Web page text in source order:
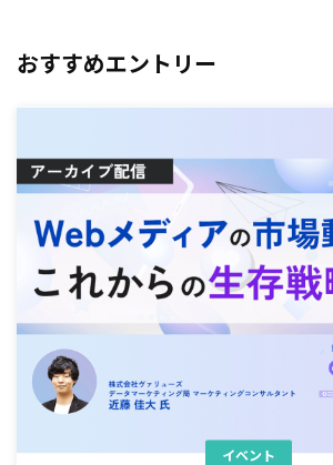
おすすめエントリー
イベント